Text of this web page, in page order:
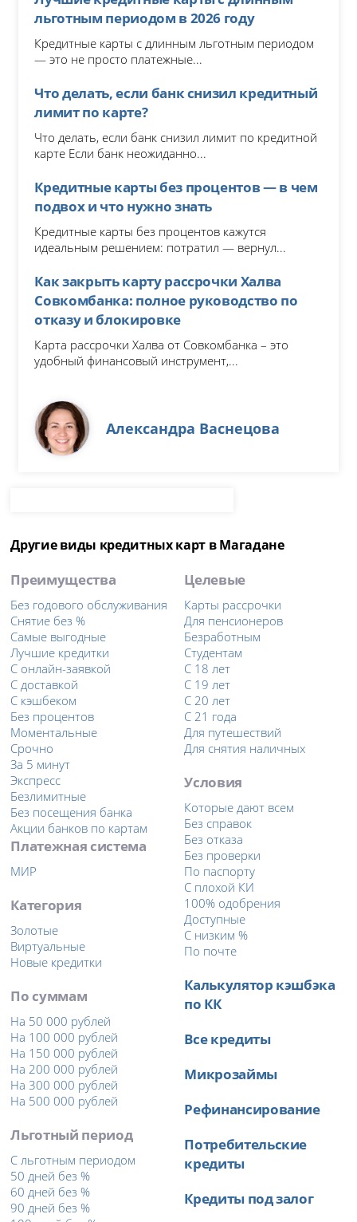
льготным периодом в 2026 году
Кредитные карты с длинным льготным периодом
— это не просто платежные...
Что делать, если банк снизил кредитный
лимит по карте?
Что делать, если банк снизил лимит по кредитной
карте Если банк неожиданно...
Кредитные карты без процентов — в чем
подвох и что нужно знать
Кредитные карты без процентов кажутся
идеальным решением: потратил — вернул...
Как закрыть карту рассрочки Халва
Совкомбанка: полное руководство по
отказу и блокировке
Карта рассрочки Халва от Совкомбанка – это
удобный финансовый инструмент,...
Александра Васнецова
Другие виды кредитных карт в Магадане
Преимущества
Без годового обслуживания
Снятие без %
Самые выгодные
Лучшие кредитки
С онлайн-заявкой
С доставкой
С кэшбеком
Без процентов
Моментальные
Срочно
За 5 минут
Экспресс
Безлимитные
Без посещения банка
Акции банков по картам
Платежная система
МИР
Категория
Золотые
Виртуальные
Новые кредитки
По суммам
На 50 000 рублей
На 100 000 рублей
На 150 000 рублей
На 200 000 рублей
На 300 000 рублей
На 500 000 рублей
Льготный период
С льготным периодом
50 дней без %
60 дней без %
90 дней без %
Целевые
Карты рассрочки
Для пенсионеров
Безработным
Студентам
С 18 лет
С 19 лет
С 20 лет
С 21 года
Для путешествий
Для снятия наличных
Условия
Которые дают всем
Без справок
Без отказа
Без проверки
По паспорту
С плохой КИ
100% одобрения
Доступные
С низким %
По почте
Калькулятор кэшбэка
по КК
Все кредиты
Микрозаймы
Рефинансирование
Потребительские
кредиты
Кредиты под залог